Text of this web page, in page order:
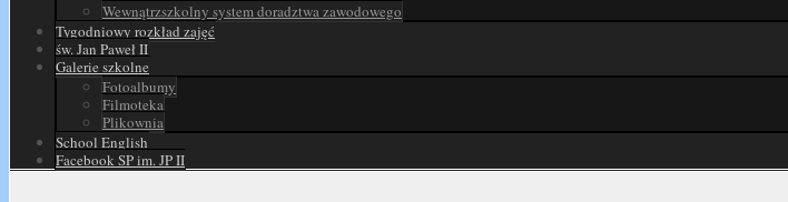
Wewnątrzszkolny system doradztwa zawodowego
Tygodniowy rozkład zajęć
św. Jan Paweł II
Galerie szkolne
Fotoalbumy
Filmoteka
Plikownia
School English
Facebook SP im. JP II